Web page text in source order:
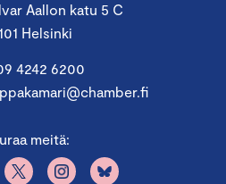
Aallon katu 5 C
Helsinki
4242 6200
meitä: